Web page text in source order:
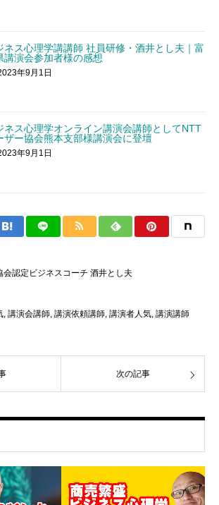
ネス心理学講講師 社員研修・酒井とし夫｜富
講演会参加者様の感想
年9月1日
ネス心理学オンライン講演会講師としてNTT
ザー協会熊本支部様講演会に登壇
年9月1日
会認定ビジネスコーチ 酒井とし夫
, 講演会講師, 講演依頼講師, 講演者人気, 講演講師
次の記事